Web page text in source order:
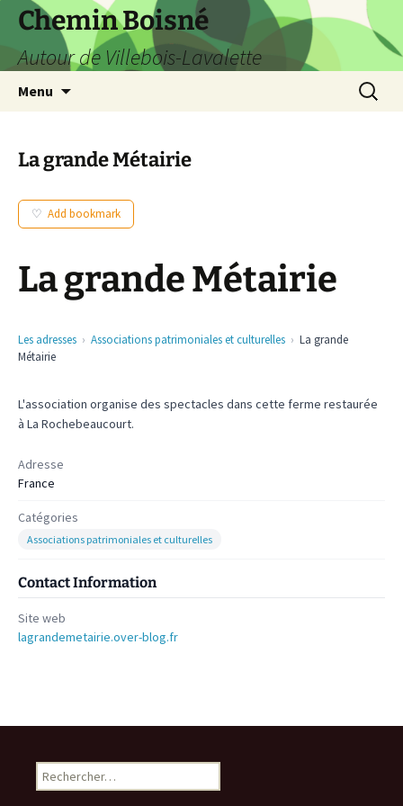
Aller
contenu
Chemin Boisné
Autour de Villebois-Lavalette
Menu
La grande Métairie
Add bookmark
La grande Métairie
Les adresses Associations patrimoniales et culturelles
La grande
Métairie
L'association organise des spectacles dans cette ferme restaurée
à La Rochebeaucourt.
Adresse
France
Catégories
Associations patrimoniales et culturelles
Contact Information
Site web
lagrandemetairie.over-blog.fr
Rechercher :